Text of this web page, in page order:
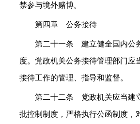
禁参与境外赌博。
第四章 公务接待
第二十一条 建立健全国内公务
度。党政机关公务接待管理部门应
接待工作的管理、指导和监督。
第二十二条 党政机关应当建立
批控制制度，严格执行公函制度，